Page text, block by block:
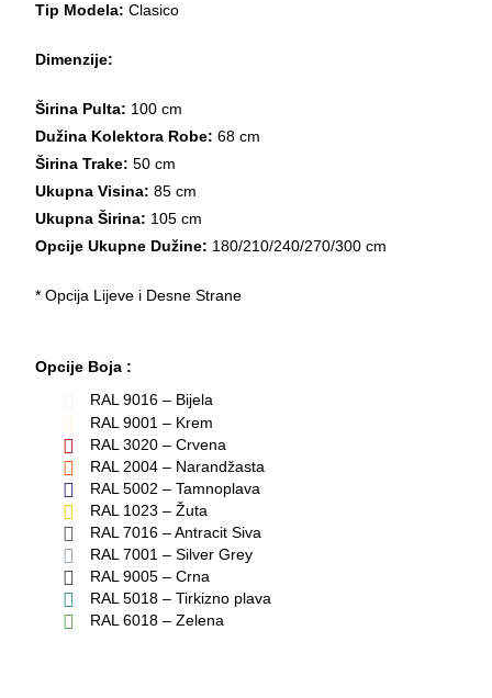
Tip Modela: Clasico
Dimenzije:
Širina Pulta: 100 cm
Dužina Kolektora Robe: 68 cm
Širina Trake: 50 cm
Ukupna Visina: 85 cm
Ukupna Širina: 105 cm
Opcije Ukupne Dužine: 180/210/240/270/300 cm
* Opcija Lijeve i Desne Strane
Opcije Boja :
RAL 9016 – Bijela
RAL 9001 – Krem
RAL 3020 – Crvena
RAL 2004 – Narandžasta
RAL 5002 – Tamnoplava
RAL 1023 – Žuta
RAL 7016 – Antracit Siva
RAL 7001 – Silver Grey
RAL 9005 – Crna
RAL 5018 – Tirkizno plava
RAL 6018 – Zelena